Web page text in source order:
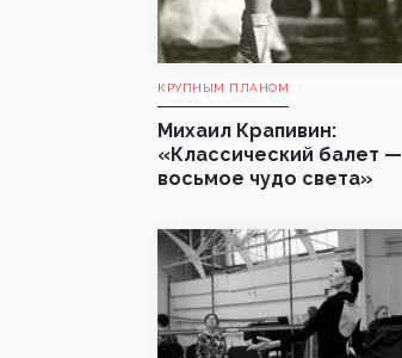
КРУПНЫМ ПЛАНОМ
Михаил Крапивин:
«Классический балет —
восьмое чудо света»